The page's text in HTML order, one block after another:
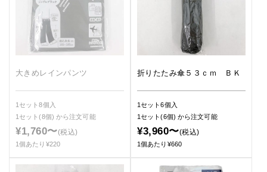
大きめレインパンツ
1セット8個入
1セット(8個) から注文可能
¥1,760〜(税込)
1個あたり¥220
折りたたみ傘５３ｃｍ ＢＫ
1セット6個入
1セット(6個) から注文可能
¥3,960〜(税込)
1個あたり¥660